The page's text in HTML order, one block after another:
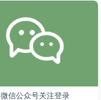
微信公众号关注登录